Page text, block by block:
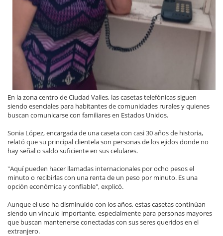
En la zona centro de Ciudad Valles, las casetas telefónicas siguen
siendo esenciales para habitantes de comunidades rurales y quienes
buscan comunicarse con familiares en Estados Unidos.
Sonia López, encargada de una caseta con casi 30 años de historia,
relató que su principal clientela son personas de los ejidos donde no
hay señal o saldo suficiente en sus celulares.
"Aquí pueden hacer llamadas internacionales por ocho pesos el
minuto o recibirlas con una renta de un peso por minuto. Es una
opción económica y confiable", explicó.
Aunque el uso ha disminuido con los años, estas casetas continúan
siendo un vínculo importante, especialmente para personas mayores
que buscan mantenerse conectadas con sus seres queridos en el
extranjero.